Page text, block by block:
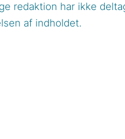
redaktion har ikke
af indholdet.